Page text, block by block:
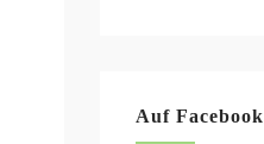
Auf Facebook